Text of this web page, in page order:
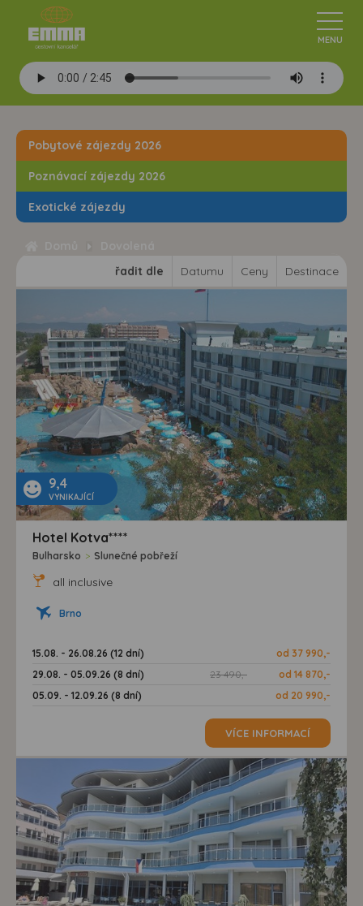
Pobytové zájezdy 2026
Poznávací zájezdy 2026
Exotické zájezdy
řadit dle
Datumu Ceny Destinace
9,4
VYNIKAJÍCÍ
Hotel Kotva****
Bulharsko > Slunečné pobřeží
all inclusive
Brno
15.08. - 26.08.26 (12 dní)
od 37 990,-
29.08. - 05.09.26 (8 dní)
23 490,-
od 14 870,-
05.09. - 12.09.26 (8 dní)
od 20 990,-
VÍCE INFORMACÍ